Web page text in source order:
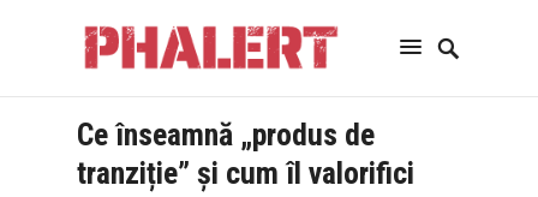
Ce înseamnă „produs de
tranziție” și cum îl valorifici